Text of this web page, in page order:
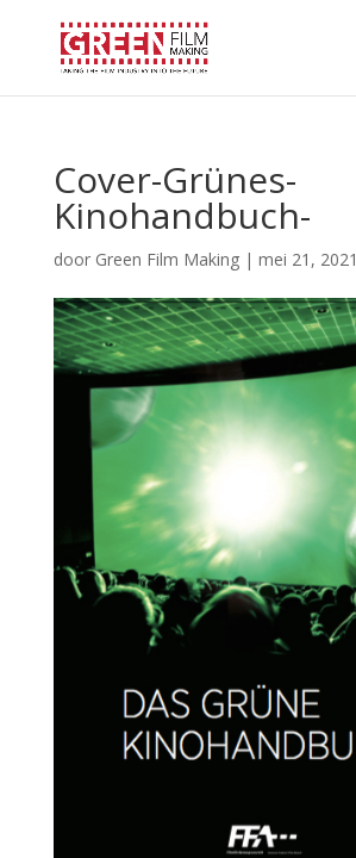
Cover-Grünes-
Kinohandbuch-
door Green Film Making| mei 21, 2021